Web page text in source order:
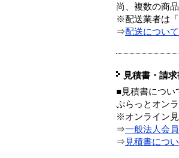
尚、複数の商
※配送業者は
⇒配送につい
見積書・請
■見積書につい
ぷらっとオン
※オンライン見
⇒一般法人会
⇒ 見積書につ